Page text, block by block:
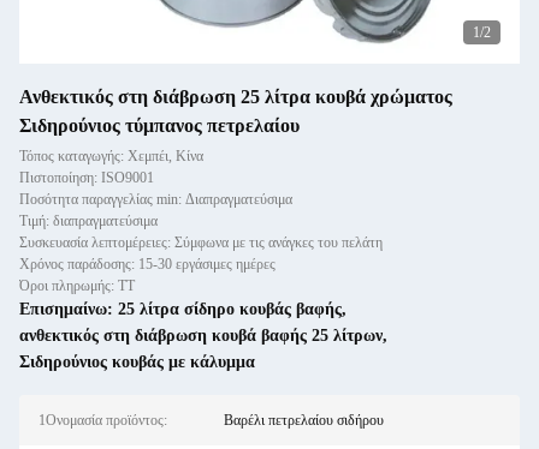
1/2
Ανθεκτικός στη διάβρωση 25 λίτρα κουβά χρώματος
Σιδηρούνιος τύμπανος πετρελαίου
Τόπος καταγωγής: Χεμπέι, Κίνα
Πιστοποίηση: ISO9001
Ποσότητα παραγγελίας min: Διαπραγματεύσιμα
Τιμή: διαπραγματεύσιμα
Συσκευασία λεπτομέρειες: Σύμφωνα με τις ανάγκες του πελάτη
Χρόνος παράδοσης: 15-30 εργάσιμες ημέρες
Όροι πληρωμής: ΤΤ
Επισημαίνω: 25 λίτρα σίδηρο κουβάς βαφής,
ανθεκτικός στη διάβρωση κουβά βαφής 25 λίτρων,
Σιδηρούνιος κουβάς με κάλυμμα
1Ονομασία προϊόντος: Βαρέλι πετρελαίου σιδήρου